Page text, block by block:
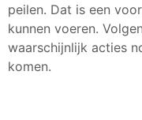
peilen. Dat is een
kunnen voeren.
waarschijnlijk acties
komen.